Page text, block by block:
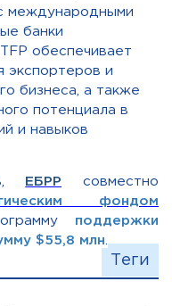
международными
банки
обеспечивает
экспортеров и
бизнеса, а также
потенциала в
и навыков
ЕБРР совместно
фондом
поддержки
$55,8 млн
Теги